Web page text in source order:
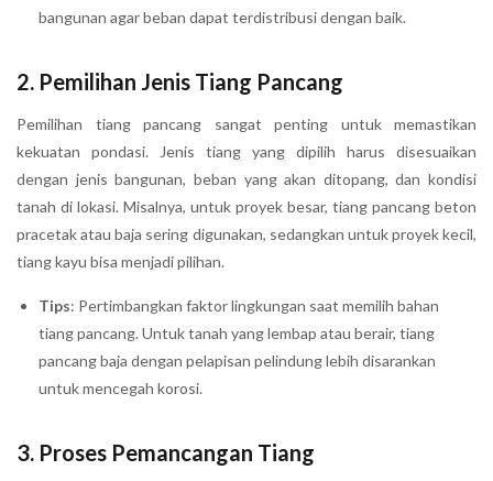
bangunan agar beban dapat terdistribusi dengan baik.
2. Pemilihan Jenis Tiang Pancang
Pemilihan tiang pancang sangat penting untuk memastikan
kekuatan pondasi. Jenis tiang yang dipilih harus disesuaikan
dengan jenis bangunan, beban yang akan ditopang, dan kondisi
tanah di lokasi. Misalnya, untuk proyek besar, tiang pancang beton
pracetak atau baja sering digunakan, sedangkan untuk proyek kecil,
tiang kayu bisa menjadi pilihan.
Tips: Pertimbangkan faktor lingkungan saat memilih bahan
tiang pancang. Untuk tanah yang lembap atau berair, tiang
pancang baja dengan pelapisan pelindung lebih disarankan
untuk mencegah korosi.
3. Proses Pemancangan Tiang